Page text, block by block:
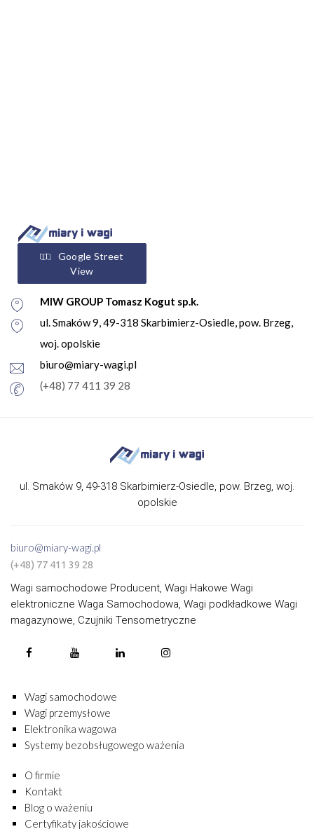
Google Street
View
MIW GROUP Tomasz Kogut sp.k.
ul. Smaków 9, 49-318 Skarbimierz-Osiedle, pow. Brzeg,
woj. opolskie
biuro@miary-wagi.pl
(+48) 77 411 39 28
ul. Smaków 9, 49-318 Skarbimierz-Osiedle, pow. Brzeg, woj.
opolskie
biuro@miary-wagi.pl
(+48) 77 411 39 28
Wagi samochodowe Producent, Wagi Hakowe Wagi
elektroniczne Waga Samochodowa, Wagi podkładkowe Wagi
magazynowe, Czujniki Tensometryczne
Wagi samochodowe
Wagi przemysłowe
Elektronika wagowa
Systemy bezobsługowego ważenia
O firmie
Kontakt
Blog o ważeniu
Certyfikaty jakościowe